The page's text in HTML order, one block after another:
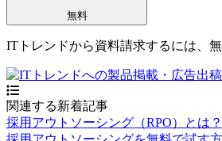
無料
ITトレンドから資料請求するには、
関連する新着記事
採用アウトソーシング（RPO）とは